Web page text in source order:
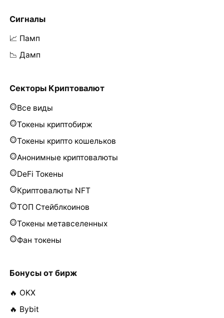
Сигналы
📈 Памп
📉 Дамп
Секторы Криптовалют
Все виды
Токены криптобирж
Токены крипто кошельков
Анонимные криптовалюты
DeFi Токены
Криптовалюты NFT
ТОП Стейблкоинов
Токены метавселенных
Фан токены
Бонусы от бирж
🔥 OKX
🔥 Bybit